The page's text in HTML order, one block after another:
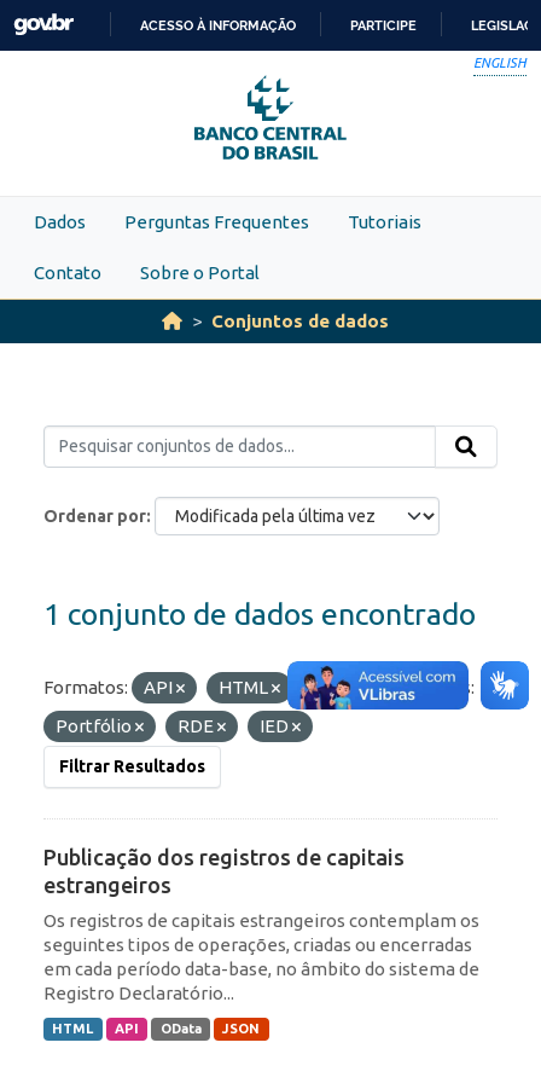
Skip to main content
PARA
O
CONTEÚDO
ACESSO À INFORMAÇÃO PARTICIPE
ENGLISH
Dados Perguntas Frequentes Tutoriais
Contato Sobre o Portal
Conjuntos de dados
Ordenar por
1 conjunto de dados encontrado
Formatos: API HTML JSON
Etiquetas:
Portfólio
RDE IED
Filtrar Resultados
Publicação dos registros de capitais
estrangeiros
Os registros de capitais estrangeiros contemplam os
seguintes tipos de operações, criadas ou encerradas
em cada período data-base, no âmbito do sistema de
Registro Declaratório...
HTML API OData JSON